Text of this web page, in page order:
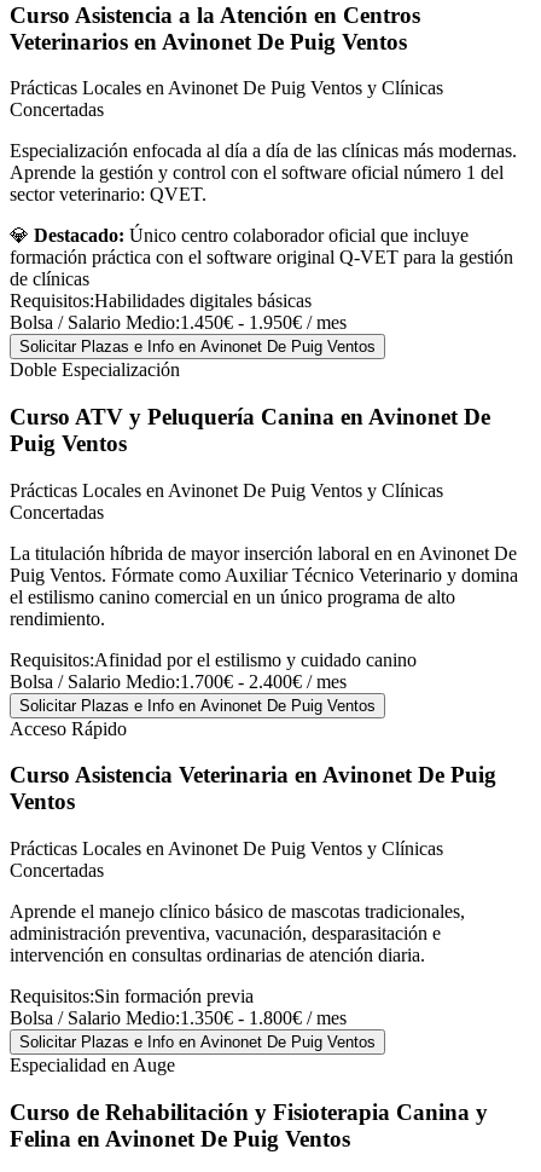
Curso Asistencia a la Atención en Centros
Veterinarios en Avinonet De Puig Ventos
Prácticas Locales en Avinonet De Puig Ventos y Clínicas
Concertadas
Especialización enfocada al día a día de las clínicas más modernas.
Aprende la gestión y control con el software oficial número 1 del
sector veterinario: QVET.
💎 Destacado: Único centro colaborador oficial que incluye
formación práctica con el software original Q-VET para la gestión
de clínicas
Requisitos:Habilidades digitales básicas
Bolsa / Salario Medio:1.450€ - 1.950€ / mes
Solicitar Plazas e Info en Avinonet De Puig Ventos
Doble Especialización
Curso ATV y Peluquería Canina en Avinonet De
Puig Ventos
Prácticas Locales en Avinonet De Puig Ventos y Clínicas
Concertadas
La titulación híbrida de mayor inserción laboral en en Avinonet De
Puig Ventos. Fórmate como Auxiliar Técnico Veterinario y domina
el estilismo canino comercial en un único programa de alto
rendimiento.
Requisitos:Afinidad por el estilismo y cuidado canino
Bolsa / Salario Medio:1.700€ - 2.400€ / mes
Solicitar Plazas e Info en Avinonet De Puig Ventos
Acceso Rápido
Curso Asistencia Veterinaria en Avinonet De Puig
Ventos
Prácticas Locales en Avinonet De Puig Ventos y Clínicas
Concertadas
Aprende el manejo clínico básico de mascotas tradicionales,
administración preventiva, vacunación, desparasitación e
intervención en consultas ordinarias de atención diaria.
Requisitos:Sin formación previa
Bolsa / Salario Medio:1.350€ - 1.800€ / mes
Solicitar Plazas e Info en Avinonet De Puig Ventos
Especialidad en Auge
Curso de Rehabilitación y Fisioterapia Canina y
Felina en Avinonet De Puig Ventos